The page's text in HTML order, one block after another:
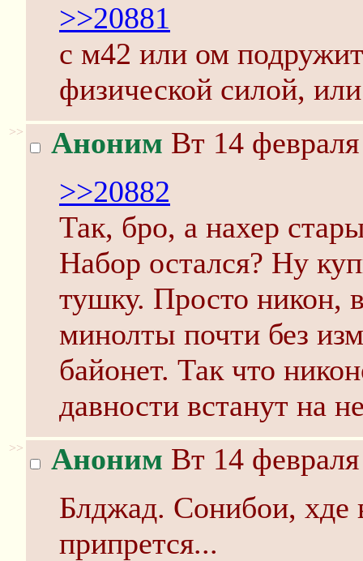
>>20881
с м42 или ом
физической силой,
>> Аноним Вт 14
>>20882
Так, бро, а нахер
Набор остался? Ну
тушку. Просто никон,
минолты почти без
байонет. Так что
давности встанут на
>> Аноним Вт 14
Блджад. Сонибои, хде
припрется...